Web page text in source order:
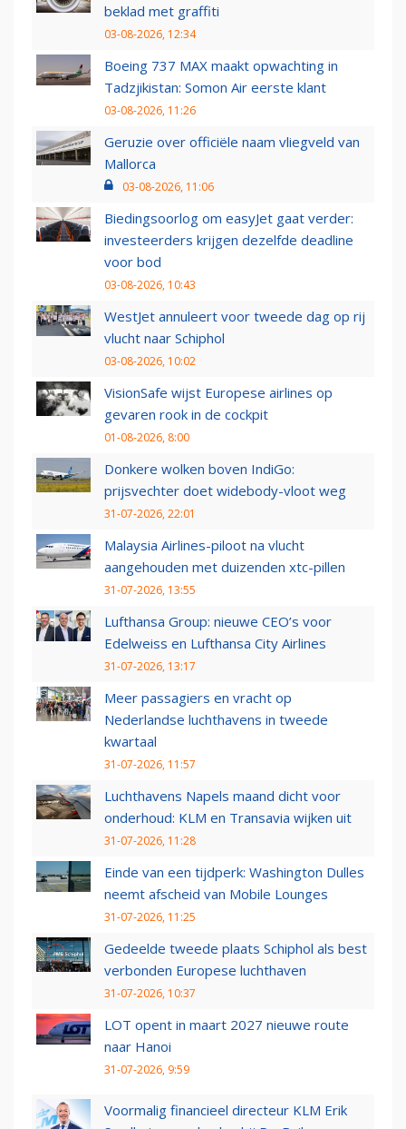
beklad met graffiti
03-08-2026, 12:34
Boeing 737 MAX maakt opwachting in
Tadzjikistan: Somon Air eerste klant
03-08-2026, 11:26
Geruzie over officiële naam vliegveld van
Mallorca
03-08-2026, 11:06
Biedingsoorlog om easyJet gaat verder:
investeerders krijgen dezelfde deadline
voor bod
03-08-2026, 10:43
WestJet annuleert voor tweede dag op rij
vlucht naar Schiphol
03-08-2026, 10:02
VisionSafe wijst Europese airlines op
gevaren rook in de cockpit
01-08-2026, 8:00
Donkere wolken boven IndiGo:
prijsvechter doet widebody-vloot weg
31-07-2026, 22:01
Malaysia Airlines-piloot na vlucht
aangehouden met duizenden xtc-pillen
31-07-2026, 13:55
Lufthansa Group: nieuwe CEO’s voor
Edelweiss en Lufthansa City Airlines
31-07-2026, 13:17
Meer passagiers en vracht op
Nederlandse luchthavens in tweede
kwartaal
31-07-2026, 11:57
Luchthavens Napels maand dicht voor
onderhoud: KLM en Transavia wijken uit
31-07-2026, 11:28
Einde van een tijdperk: Washington Dulles
neemt afscheid van Mobile Lounges
31-07-2026, 11:25
Gedeelde tweede plaats Schiphol als best
verbonden Europese luchthaven
31-07-2026, 10:37
LOT opent in maart 2027 nieuwe route
naar Hanoi
31-07-2026, 9:59
Voormalig financieel directeur KLM Erik